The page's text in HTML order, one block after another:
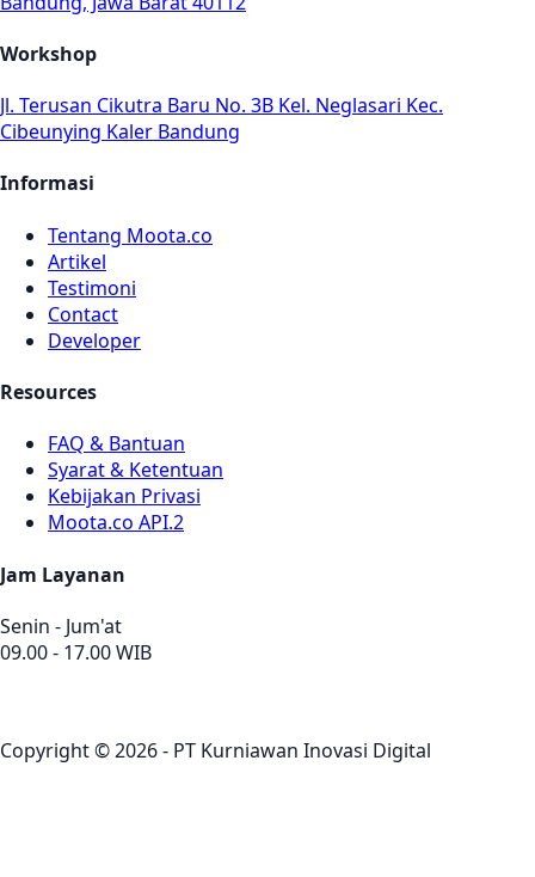
Workshop
Jl. Terusan Cikutra Baru No. 3B Kel. Neglasari Kec.
Cibeunying Kaler Bandung
Informasi
Tentang Moota.co
Artikel
Testimoni
Contact
Developer
Resources
FAQ & Bantuan
Syarat & Ketentuan
Kebijakan Privasi
Moota.co API.2
Jam Layanan
Senin - Jum'at
09.00 - 17.00 WIB
Copyright © 2026 - PT Kurniawan Inovasi Digital